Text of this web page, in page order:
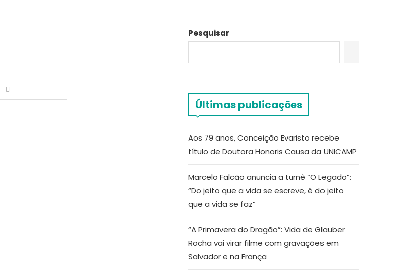
Pesquisar
Últimas publicações
Aos 79 anos, Conceição Evaristo recebe
título de Doutora Honoris Causa da UNICAMP
Marcelo Falcão anuncia a turnê “O Legado”:
“Do jeito que a vida se escreve, é do jeito
que a vida se faz”
“A Primavera do Dragão”: Vida de Glauber
Rocha vai virar filme com gravações em
Salvador e na França